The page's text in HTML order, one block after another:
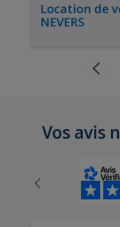
Location de
NEVERS
Vos avis